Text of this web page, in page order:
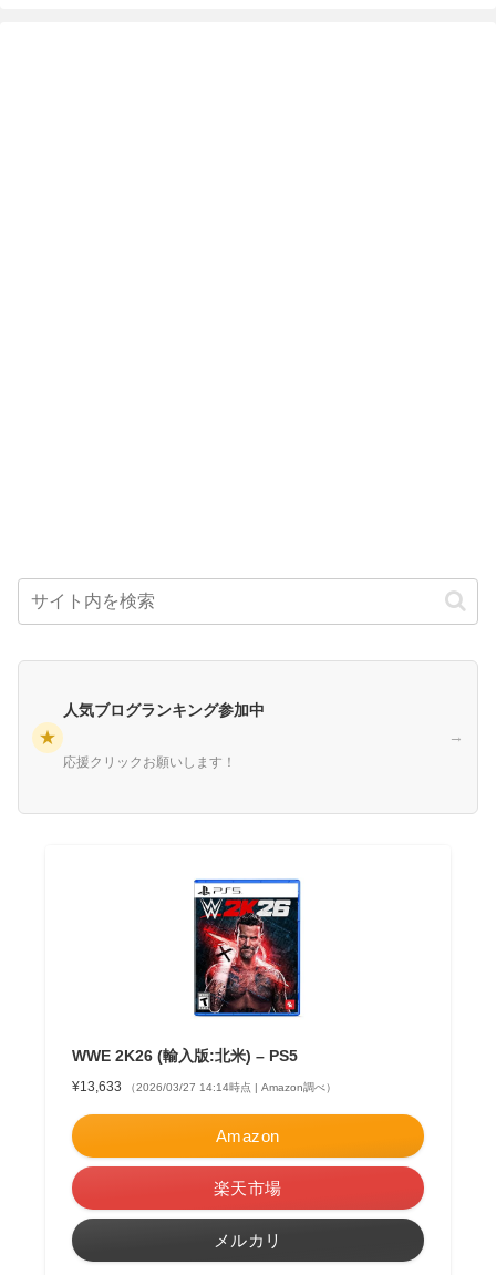
★
人気ブログランキング参加中
応援クリックお願いします！
→
WWE 2K26 (輸入版:北米) – PS5
¥13,633 （2026/03/27 14:14時点 | Amazon調べ）
Amazon
楽天市場
メルカリ